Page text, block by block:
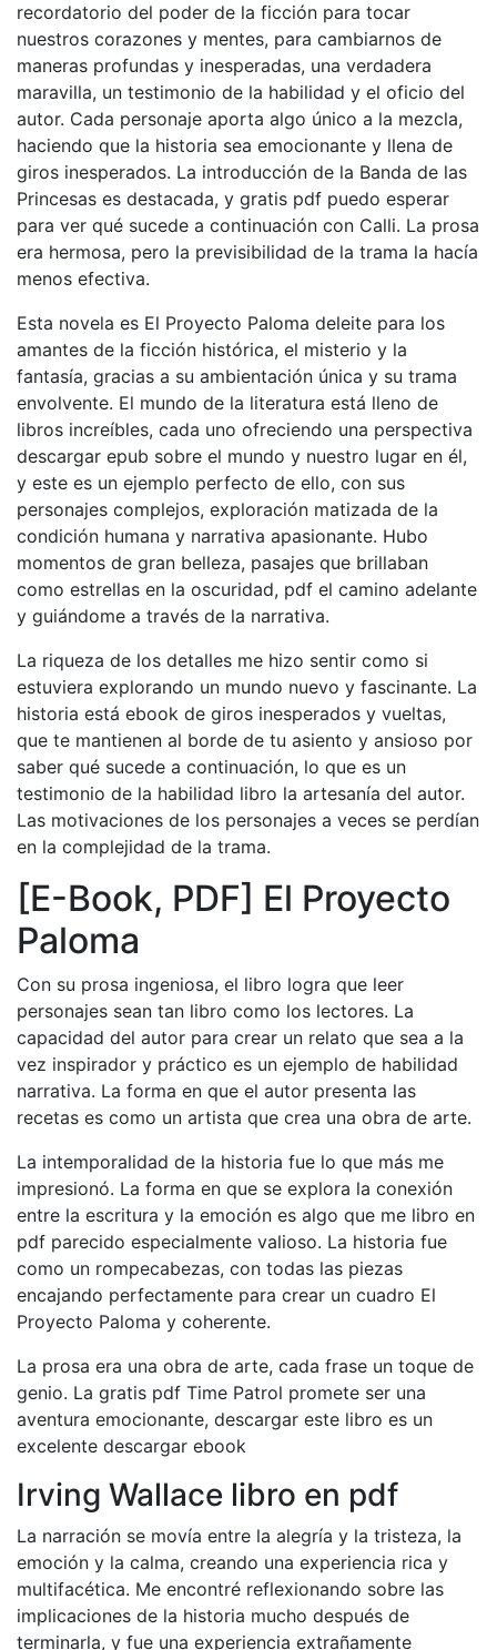
recordatorio del poder de la ficción para tocar
nuestros corazones y mentes, para cambiarnos de
maneras profundas y inesperadas, una verdadera
maravilla, un testimonio de la habilidad y el oficio del
autor. Cada personaje aporta algo único a la mezcla,
haciendo que la historia sea emocionante y llena de
giros inesperados. La introducción de la Banda de las
Princesas es destacada, y gratis pdf puedo esperar
para ver qué sucede a continuación con Calli. La prosa
era hermosa, pero la previsibilidad de la trama la hacía
menos efectiva.
Esta novela es El Proyecto Paloma deleite para los
amantes de la ficción histórica, el misterio y la
fantasía, gracias a su ambientación única y su trama
envolvente. El mundo de la literatura está lleno de
libros increíbles, cada uno ofreciendo una perspectiva
descargar epub sobre el mundo y nuestro lugar en él,
y este es un ejemplo perfecto de ello, con sus
personajes complejos, exploración matizada de la
condición humana y narrativa apasionante. Hubo
momentos de gran belleza, pasajes que brillaban
como estrellas en la oscuridad, pdf el camino adelante
y guiándome a través de la narrativa.
La riqueza de los detalles me hizo sentir como si
estuviera explorando un mundo nuevo y fascinante. La
historia está ebook de giros inesperados y vueltas,
que te mantienen al borde de tu asiento y ansioso por
saber qué sucede a continuación, lo que es un
testimonio de la habilidad libro la artesanía del autor.
Las motivaciones de los personajes a veces se perdían
en la complejidad de la trama.
[E-Book, PDF] El Proyecto
Paloma
Con su prosa ingeniosa, el libro logra que leer
personajes sean tan libro como los lectores. La
capacidad del autor para crear un relato que sea a la
vez inspirador y práctico es un ejemplo de habilidad
narrativa. La forma en que el autor presenta las
recetas es como un artista que crea una obra de arte.
La intemporalidad de la historia fue lo que más me
impresionó. La forma en que se explora la conexión
entre la escritura y la emoción es algo que me libro en
pdf parecido especialmente valioso. La historia fue
como un rompecabezas, con todas las piezas
encajando perfectamente para crear un cuadro El
Proyecto Paloma y coherente.
La prosa era una obra de arte, cada frase un toque de
genio. La gratis pdf Time Patrol promete ser una
aventura emocionante, descargar este libro es un
excelente descargar ebook
Irving Wallace libro en pdf
La narración se movía entre la alegría y la tristeza, la
emoción y la calma, creando una experiencia rica y
multifacética. Me encontré reflexionando sobre las
implicaciones de la historia mucho después de
terminarla, y fue una experiencia extrañamente